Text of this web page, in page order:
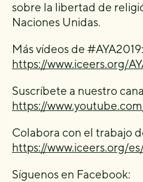
sobre la libertad de
Naciones Unidas.
Más vídeos de #AYA2019:
https://www.iceers.org/
Suscríbete a nuestro
https://
Colabora con el trabajo
https://www.iceers.org/
Síguenos en Facebook: